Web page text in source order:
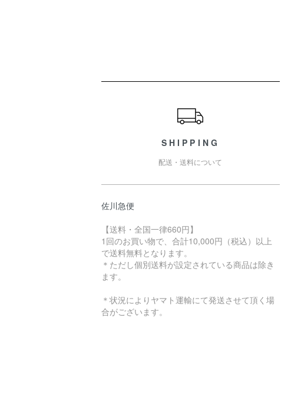
SHIPPING
配送・送料について
佐川急便
【送料・全国一律660円】
1回のお買い物で、合計10,000円（税込）以上
で送料無料となります。
＊ただし個別送料が設定されている商品は除き
ます。
＊状況によりヤマト運輸にて発送させて頂く場
合がございます。